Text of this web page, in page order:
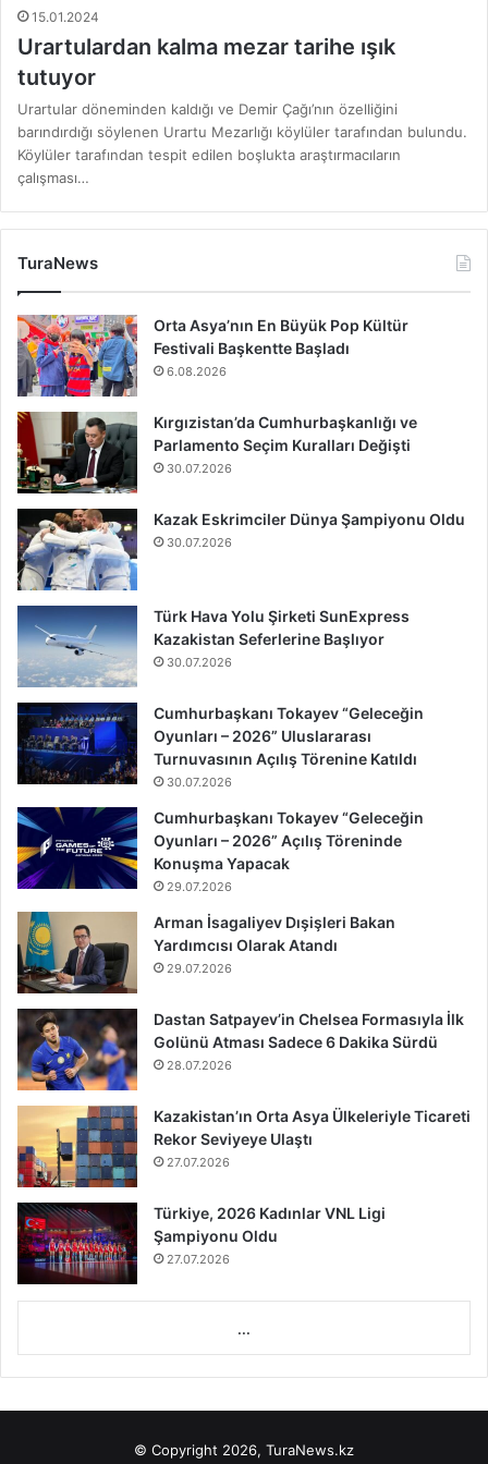
15.01.2024
Urartulardan kalma mezar tarihe ışık
tutuyor
Urartular döneminden kaldığı ve Demir Çağı’nın özelliğini
barındırdığı söylenen Urartu Mezarlığı köylüler tarafından bulundu.
Köylüler tarafından tespit edilen boşlukta araştırmacıların
çalışması…
TuraNews
Orta Asya’nın En Büyük Pop Kültür
Festivali Başkentte Başladı
6.08.2026
Kırgızistan’da Cumhurbaşkanlığı ve
Parlamento Seçim Kuralları Değişti
30.07.2026
Kazak Eskrimciler Dünya Şampiyonu Oldu
30.07.2026
Türk Hava Yolu Şirketi SunExpress
Kazakistan Seferlerine Başlıyor
30.07.2026
Cumhurbaşkanı Tokayev “Geleceğin
Oyunları – 2026” Uluslararası
Turnuvasının Açılış Törenine Katıldı
30.07.2026
Cumhurbaşkanı Tokayev “Geleceğin
Oyunları – 2026” Açılış Töreninde
Konuşma Yapacak
29.07.2026
Arman İsagaliyev Dışişleri Bakan
Yardımcısı Olarak Atandı
29.07.2026
Dastan Satpayev’in Chelsea Formasıyla İlk
Golünü Atması Sadece 6 Dakika Sürdü
28.07.2026
Kazakistan’ın Orta Asya Ülkeleriyle Ticareti
Rekor Seviyeye Ulaştı
27.07.2026
Türkiye, 2026 Kadınlar VNL Ligi
Şampiyonu Oldu
27.07.2026
...
© Copyright 2026, TuraNews.kz